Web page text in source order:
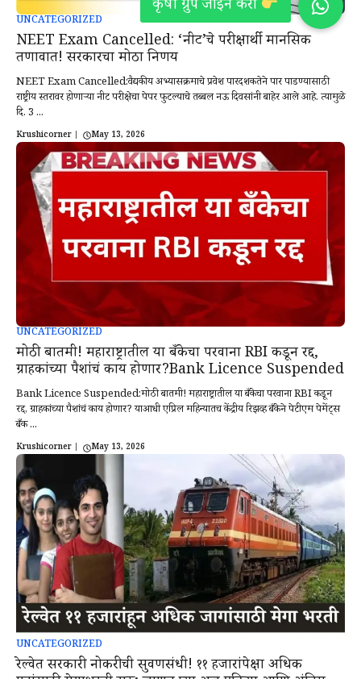
UNCATEGORIZED
NEET Exam Cancelled: ‘नीट‌’चे परीक्षार्थी मानसिक
तणावात! सरकारचा मोठा निर्णय
NEET Exam Cancelled:वैद्यकीय अभ्यासक्रमाचे प्रवेश पारदर्शकतेने पार पाडण्यासाठी
राष्ट्रीय स्तरावर होणाऱ्या नीट परीक्षेचा पेपर फुटल्याचे तब्बल नऊ दिवसांनी बाहेर आले आहे. त्यामुळे
दि. 3 ...
Krushicorner May 13, 2026
UNCATEGORIZED
मोठी बातमी! महाराष्ट्रातील या बँकेचा परवाना RBI कडून रद्द,
ग्राहकांच्या पैशांचं काय होणार?Bank Licence Suspended
Bank Licence Suspended:मोठी बातमी! महाराष्ट्रातील या बँकेचा परवाना RBI कडून
रद्द, ग्राहकांच्या पैशांचं काय होणार? याआधी एप्रिल महिन्यातच केंद्रीय रिझर्व्ह बँकेने पेटीएम पेमेंट्स
बँक ...
Krushicorner | May 13, 2026
UNCATEGORIZED
रेल्वेत सरकारी नोकरीची सुवर्णसंधी! ११ हजारांपेक्षा अधिक